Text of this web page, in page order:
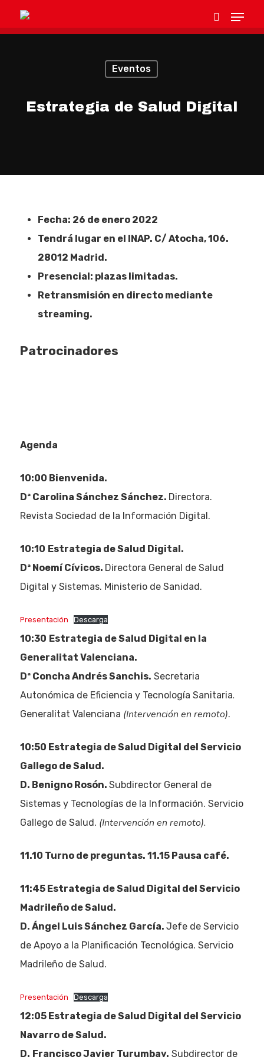
Hit enter to search or ESC to close
Eventos
Estrategia de Salud Digital
Fecha: 26 de enero 2022
Tendrá lugar en el INAP. C/ Atocha, 106.
28012 Madrid.
Presencial: plazas limitadas.
Retransmisión en directo mediante
streaming.
Patrocinadores
Agenda
10:00 Bienvenida.
Dª Carolina Sánchez Sánchez. Directora.
Revista Sociedad de la Información Digital.
10:10 Estrategia de Salud Digital.
Dª Noemí Cívicos. Directora General de Salud
Digital y Sistemas. Ministerio de Sanidad.
Presentación Descarga
10:30 Estrategia de Salud Digital en la
Generalitat Valenciana.
Dª Concha Andrés Sanchis. Secretaria
Autonómica de Eficiencia y Tecnología Sanitaria.
Generalitat Valenciana (Intervención en remoto).
10:50 Estrategia de Salud Digital del Servicio
Gallego de Salud.
D. Benigno Rosón. Subdirector General de
Sistemas y Tecnologías de la Información. Servicio
Gallego de Salud. (Intervención en remoto).
11.10 Turno de preguntas. 11.15 Pausa café.
11:45 Estrategia de Salud Digital del Servicio
Madrileño de Salud.
D. Ángel Luis Sánchez García. Jefe de Servicio
de Apoyo a la Planificación Tecnológica. Servicio
Madrileño de Salud.
Presentación Descarga
12:05 Estrategia de Salud Digital del Servicio
Navarro de Salud.
D. Francisco Javier Turumbay. Subdirector de